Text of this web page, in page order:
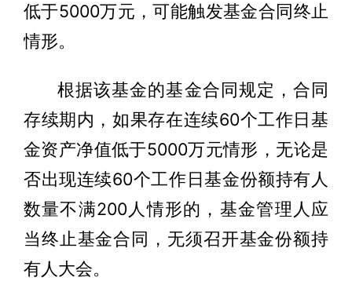
低于5000万元，可能触发基金合同终止
情形。
根据该基金的基金合同规定，合同
存续期内，如果存在连续60个工作日基
金资产净值低于5000万元情形，无论是
否出现连续60个工作日基金份额持有人
数量不满200人情形的，基金管理人应
当终止基金合同，无须召开基金份额持
有人大会。